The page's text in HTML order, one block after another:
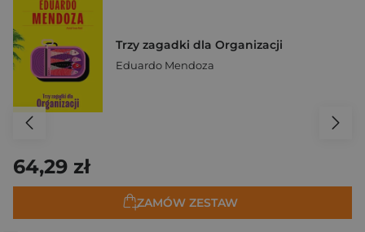
Trzy zagadki dla Organizacji
Eduardo Mendoza
64,29 zł
ZAMÓW ZESTAW